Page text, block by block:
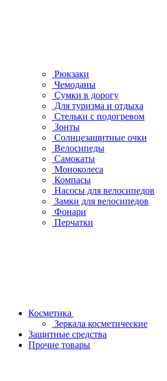
Рюкзаки
Чемоданы
Сумки в дорогу
Для туризма и отдыха
Стельки с подогревом
Зонты
Солнцезащитные очки
Велосипеды
Самокаты
Моноколеса
Компасы
Насосы для велосипедов
Замки для велосипедов
Фонари
Перчатки
Косметика
Зеркала косметические
Защитные средства
Прочие товары